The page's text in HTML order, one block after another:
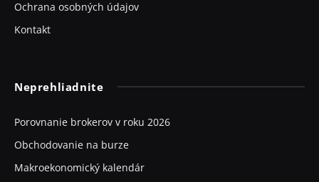
Ochrana osobných údajov
Kontakt
Neprehliadnite
Porovnanie brokerov v roku 2026
Obchodovanie na burze
Makroekonomický kalendár